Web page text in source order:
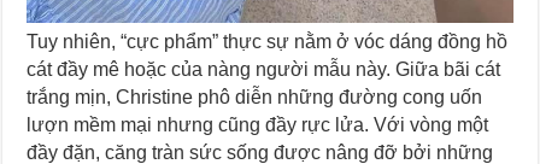
Tuy nhiên, “cực phẩm” thực sự nằm ở vóc dáng đồng hồ
cát đầy mê hoặc của nàng người mẫu này. Giữa bãi cát
trắng mịn, Christine phô diễn những đường cong uốn
lượn mềm mại nhưng cũng đầy rực lửa. Với vòng một
đầy đặn, căng tràn sức sống được nâng đỡ bởi những